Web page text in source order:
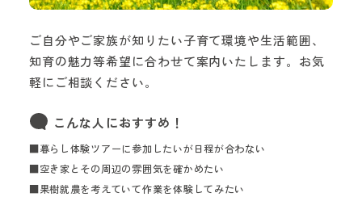
ご自分やご家族が知りたい子育て環境や生活範囲、
知育の魅力等希望に合わせて案内いたします。お気
軽にご相談ください。
こんな人におすすめ！
■暮らし体験ツアーに参加したいが日程が合わない
■空き家とその周辺の雰囲気を確かめたい
■果樹就農を考えていて作業を体験してみたい